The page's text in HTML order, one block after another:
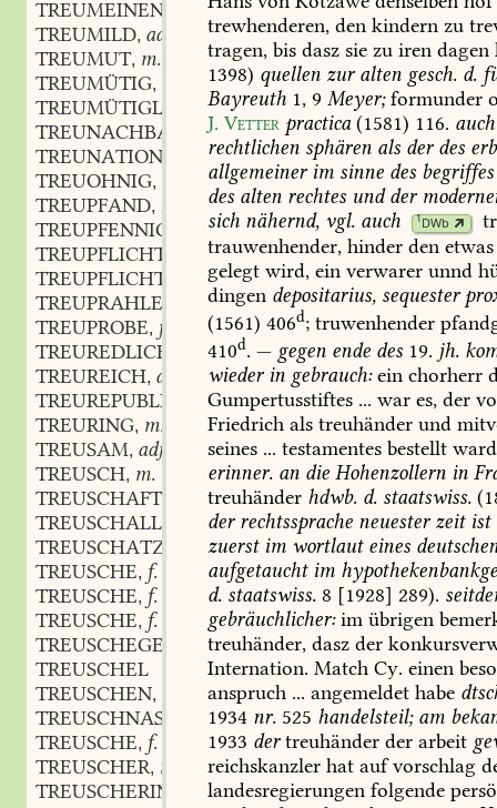
TREUMEINENTLICH,adj.
TREUMILD, adj.
TREUMUT, m.
TREUMÜTIG,
TREUMÜTIGLICH
adj.
TREUNACHBARLICH,adj.
TREUNATIONELL
adj.
TREUOHNIG,
TREUPFAND, n.
TREUPFENNIG
TREUPFLICHT
TREUPFLICHTIG
adj.
TREUPRAHLER
TREUPROBE, f.
TREUREDLICH
adj.
TREUREICH, adj.
TREUREPUBLIKANISCH,adj.
TREURING, m.
TREUSAM, adj.
TREUSCH, m.
TREUSCHAFT
TREUSCHALLEND
,adj.
TREUSCHATZ
TREUSCHE, f.
TREUSCHE, f.
TREUSCHE, f.
TREUSCHEGEL
TREUSCHEL
TREUSCHEN,
TREUSCHNASZ
adj.
TREUSCHE, f.
TREUSCHER, m.
TREUSCHERIN
trewhenderen, den kindern zu
tragen, bis dasz sie zu iren dagen
1398) quellen zuralten gesch. d.
Bayreuth 1, 9 Meyer;formunder
J. Vetter practica (1581) 116. auch
rechtlichen sphären als derdes
allgemeinerim sinne des begriffes
des alten rechtes undder
sich nähernd, vgl. auch 1DWb
trauwenhender, hinder den etwas
gelegt wird, ein verwarer unnd
dingen depositarius, sequester
(1561) 406d; truwenhender
410d. — gegen ende des 19. jh.
wiederin gebrauch:ein chorherr
Gumpertusstiftes ... war es, der
Friedrich als treuhänder und
seines ... testamentes bestellt ward
erinner. an die Hohenzollern in
treuhänder hdwb. d. staatswiss.
derrechtssprache neuesterzeitist
zuerstim wortlauteines
aufgetauchtim
d. staatswiss. 8 [1928] 289).
gebräuchlicher:im übrigen
treuhänder, dasz der
Internation. Match Cy. einen
anspruch ... angemeldet habe
1934 nr. 525 handelsteil;am
1933 dertreuhänder der arbeit
reichskanzler hat aufvorschlag
landesregierungen folgende